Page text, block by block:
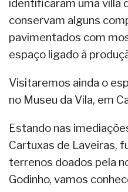
identificaram uma villa
conservam alguns
pavimentados com
espaço ligado à
Visitaremos ainda o
no Museu da Vila, em
Estando nas
Cartuxas de Laveiras,
terrenos doados pela
Godinho, vamos